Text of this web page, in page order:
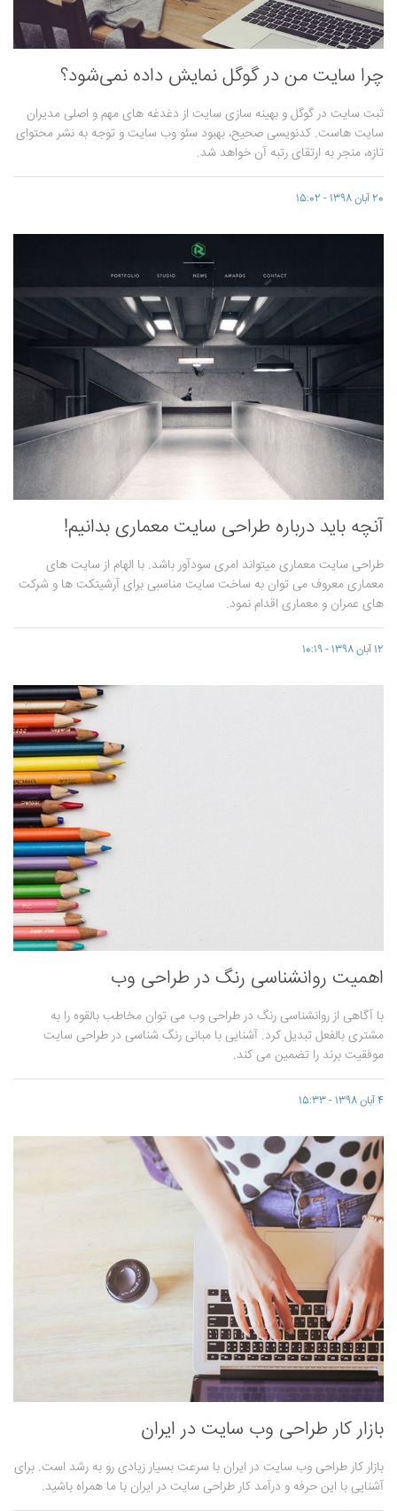
چرا سایت من در گوگل نمایش داده نمی‌شود؟
ثبت سایت در گوگل و بهینه سازی سایت از دغدغه های مهم و اصلی مدیران
سایت هاست. کدنویسی صحیح، بهبود سئو وب سایت و توجه به نشر محتوای
تازه، منجر به ارتقای رتبه آن خواهد شد.
20 آبان 1398 - 15:02
آنچه باید درباره طراحی سایت معماری بدانیم!
طراحی سایت معماری میتواند امری سودآور باشد. با الهام از سایت های
معماری معروف می ‌توان به ساخت سایت مناسبی برای آرشیتکت ها و شرکت
های عمران و معماری اقدام نمود.
12 آبان 1398 - 10:19
اهمیت روانشناسی رنگ در طراحی وب
با آگاهی از روانشناسی رنگ در طراحی وب می توان مخاطب بالقوه را به
مشتری بالفعل تبدیل کرد. آشنایی با مبانی رنگ شناسی در طراحی سایت
موفقیت برند را تضمین می ‌کند.
4 آبان 1398 - 15:33
بازار کار طراحی وب سایت در ایران
بازار کار طراحی وب سایت در ایران با سرعت بسیار زیادی رو به رشد است. برای
آشنایی با این حرفه و درآمد کار طراحی سایت در ایران با ما همراه باشید.